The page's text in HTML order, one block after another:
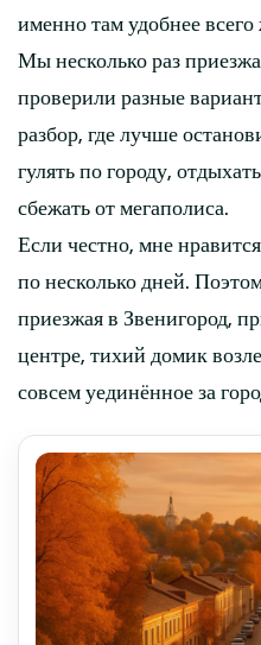
именно там удобнее всего
Мы несколько раз
проверили разные
разбор, где лучше
гулять по городу,
сбежать от мегаполиса.
Если честно, мне
по несколько дней.
приезжая в Звенигород,
центре, тихий домик
совсем уединённое за